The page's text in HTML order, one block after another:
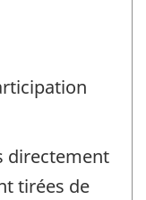
directement
tirées de